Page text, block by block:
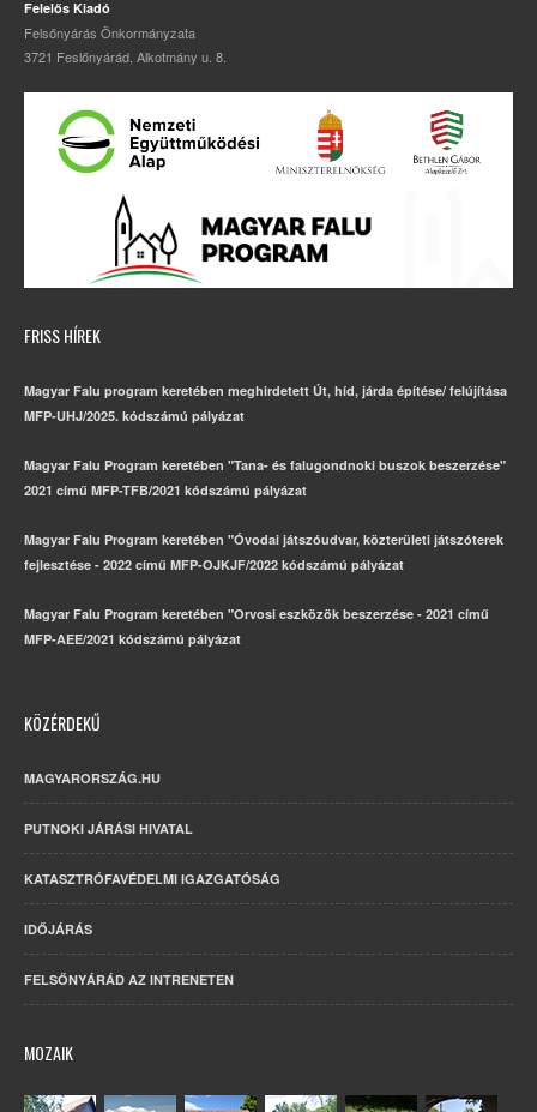
Felelős Kiadó
Felsőnyárás Önkormányzata
3721 Feslőnyárád, Alkotmány u. 8.
FRISS HÍREK
Magyar Falu program keretében meghirdetett Út, híd, járda építése/ felújítása
MFP-UHJ/2025. kódszámú pályázat
Magyar Falu Program keretében "Tana- és falugondnoki buszok beszerzése"
2021 című MFP-TFB/2021 kódszámú pályázat
Magyar Falu Program keretében "Óvodai játszóudvar, közterületi játszóterek
fejlesztése - 2022 című MFP-OJKJF/2022 kódszámú pályázat
Magyar Falu Program keretében "Orvosi eszközök beszerzése - 2021 című
MFP-AEE/2021 kódszámú pályázat
KÖZÉRDEKŰ
MAGYARORSZÁG.HU
PUTNOKI JÁRÁSI HIVATAL
KATASZTRÓFAVÉDELMI IGAZGATÓSÁG
IDŐJÁRÁS
FELSŐNYÁRÁD AZ INTRENETEN
MOZAIK